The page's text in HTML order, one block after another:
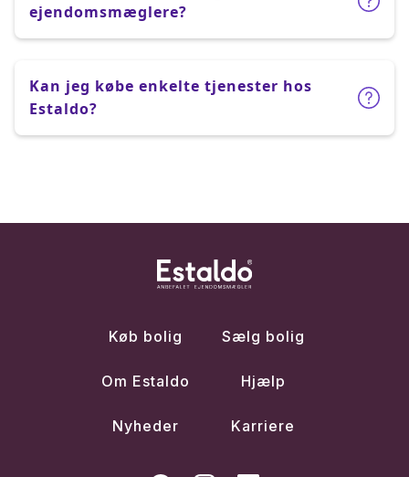
ejendomsmæglere?
Kan jeg købe enkelte tjenester hos
Estaldo?
Køb bolig Sælg bolig
Om Estaldo Hjælp
Nyheder Karriere